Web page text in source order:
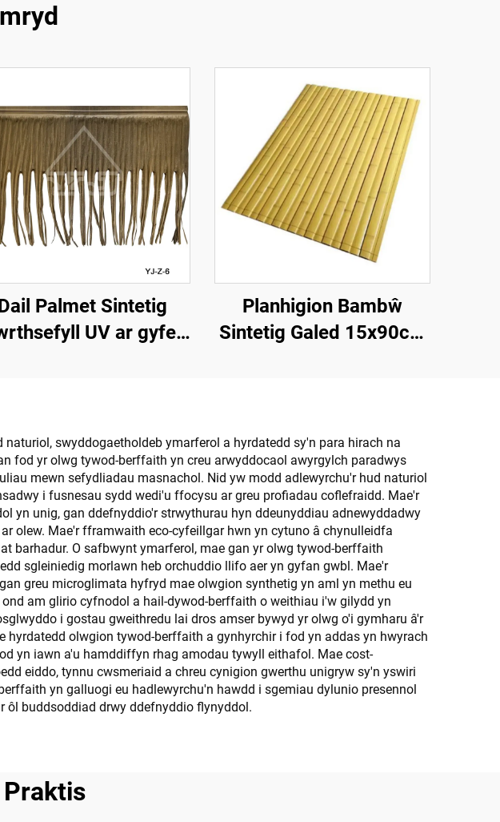
Palmet Sintetig
UV ar gyfer
Planhigion Bambŵ
Sintetig Galed 15x90cm
swyddogaetholdeb ymarferol a hyrdatedd sy'n para hirach na
fod yr olwg tywod-berffaith yn creu arwyddocaol awyrgylch paradwys
mewn sefydliadau masnachol. Nid yw modd adlewyrchu'r hud naturiol
i fusnesau sydd wedi'u ffocysu ar greu profiadau coflefraidd. Mae'r
yn unig, gan ddefnyddio'r strwythurau hyn ddeunyddiau adnewyddadwy
olew. Mae'r fframwaith eco-cyfeillgar hwn yn cytuno â chynulleidfa
barhadur. O safbwynt ymarferol, mae gan yr olwg tywod-berffaith
sgleiniedig morlawn heb orchuddio llifo aer yn gyfan gwbl. Mae'r
greu microglimata hyfryd mae olwgion synthetig yn aml yn methu eu
am glirio cyfnodol a hail-dywod-berffaith o weithiau i'w gilydd yn
i gostau gweithredu lai dros amser bywyd yr olwg o'i gymharu â'r
olwgion tywod-berffaith a gynhyrchir i fod yn addas yn hwyrach
yn iawn a'u hamddiffyn rhag amodau tywyll eithafol. Mae cost-
eiddo, tynnu cwsmeriaid a chreu cynigion gwerthu unigryw sy'n yswiri
yn galluogi eu hadlewyrchu'n hawdd i sgemiau dylunio presennol
ôl buddsoddiad drwy ddefnyddio flynyddol.